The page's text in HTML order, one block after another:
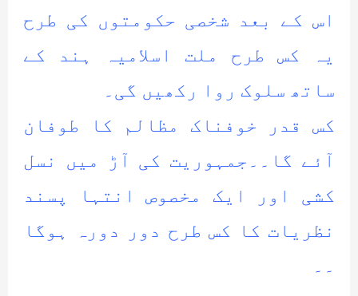
اس کے بعد شخصی حکومتوں کی طرح
یہ کس طرح ملت اسلامیہ ہند کے
ساتھ سلوک روا رکھیں گی۔
کس قدر خوفناک مظالم کا طوفان
آئے گا۔۔جمہوریت کی آڑ میں نسل
کشی اور ایک مخصوص انتہا پسند
نظریات کا کس طرح دور دورہ ہوگا
۔۔